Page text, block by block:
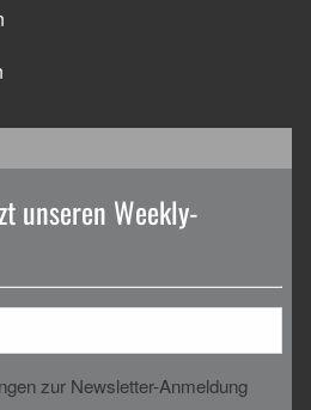
unseren Weekly-
zur Newsletter-Anmeldung